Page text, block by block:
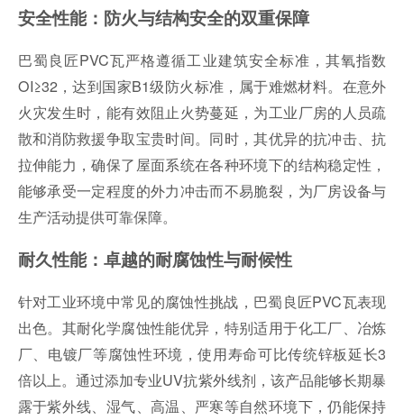
安全性能：防火与结构安全的双重保障
巴蜀良匠PVC瓦严格遵循工业建筑安全标准，其氧指数
OI≥32，达到国家B1级防火标准，属于难燃材料。在意外
火灾发生时，能有效阻止火势蔓延，为工业厂房的人员疏
散和消防救援争取宝贵时间。同时，其优异的抗冲击、抗
拉伸能力，确保了屋面系统在各种环境下的结构稳定性，
能够承受一定程度的外力冲击而不易脆裂，为厂房设备与
生产活动提供可靠保障。
耐久性能：卓越的耐腐蚀性与耐候性
针对工业环境中常见的腐蚀性挑战，巴蜀良匠PVC瓦表现
出色。其耐化学腐蚀性能优异，特别适用于化工厂、冶炼
厂、电镀厂等腐蚀性环境，使用寿命可比传统锌板延长3
倍以上。通过添加专业UV抗紫外线剂，该产品能够长期暴
露于紫外线、湿气、高温、严寒等自然环境下，仍能保持